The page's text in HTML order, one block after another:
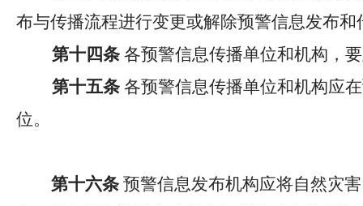
布与传播流程进行变更或解除预警信息发布和
第十四条 各预警信息传播单位和机构，
第十五条 各预警信息传播单位和机构应
位。
第十六条 预警信息发布机构应将自然灾